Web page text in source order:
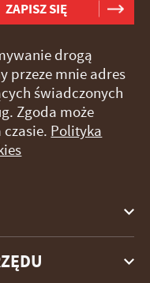
drogą
przeze mnie adres
świadczonych
Zgoda może
Polityka